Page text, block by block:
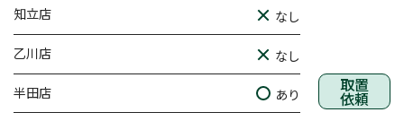
知立店 なし
乙川店 なし
半田店 あり 取置
依頼